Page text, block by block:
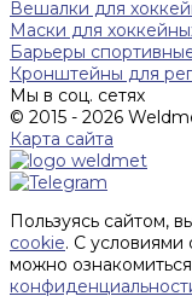
Вешалки для
Маски для
Барьеры
Кронштейны для
Мы в соц. сетях
© 2015 - 2026
Карта сайта
Пользуясь сайтом,
cookie. С условиями
можно